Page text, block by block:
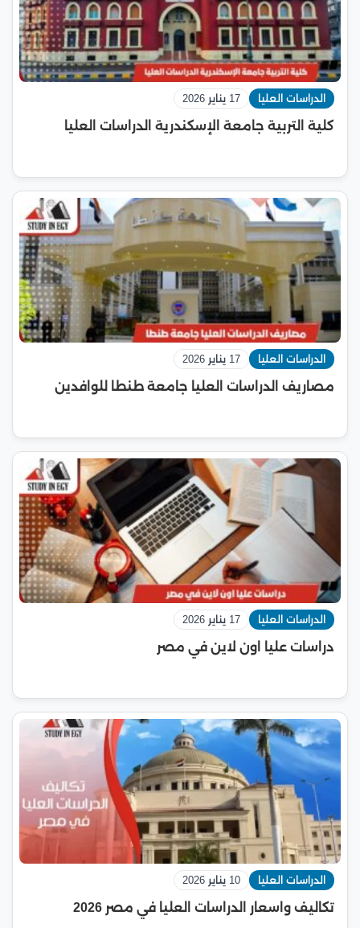
الدراسات العليا 17 يناير 2026
كلية التربية جامعة الإسكندرية الدراسات العليا
الدراسات العليا 17 يناير 2026
مصاريف الدراسات العليا جامعة طنطا للوافدين
الدراسات العليا 17 يناير 2026
دراسات عليا اون لاين في مصر
الدراسات العليا 10 يناير 2026
تكاليف واسعار الدراسات العليا في مصر 2026